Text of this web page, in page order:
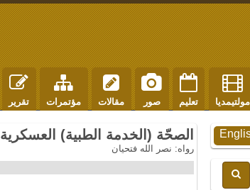
مولتيمديا تعليم صور مقالات مؤتمرات تقرير
الصحّة (الخدمة الطبية) العسكرية
رواه: نصر الله فتحيان